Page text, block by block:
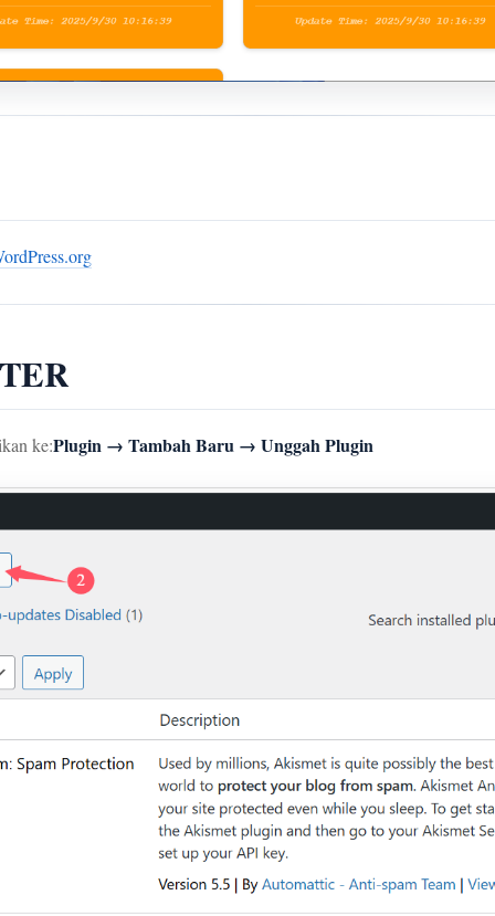
ke:Plugin → Tambah Baru → Unggah Plugin